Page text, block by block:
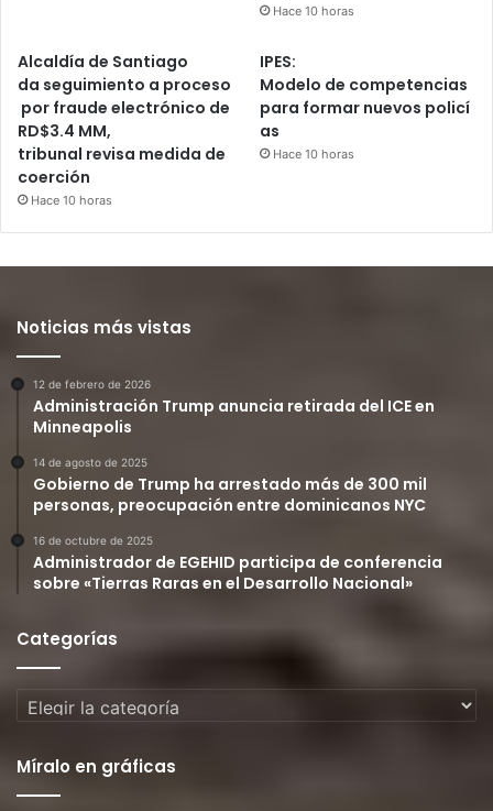
Hace 10 horas
Alcaldía de Santiago
da seguimiento a proceso
por fraude electrónico de
RD$3.4 MM,
tribunal revisa medida de
coerción
Hace 10 horas
IPES:
Modelo de competencias
para formar nuevos policí
as
Hace 10 horas
Noticias más vistas
12 de febrero de 2026
Administración Trump anuncia retirada del ICE en
Minneapolis
14 de agosto de 2025
Gobierno de Trump ha arrestado más de 300 mil
personas, preocupación entre dominicanos NYC
16 de octubre de 2025
Administrador de EGEHID participa de conferencia
sobre «Tierras Raras en el Desarrollo Nacional»
Categorías
Categorías
Míralo en gráficas